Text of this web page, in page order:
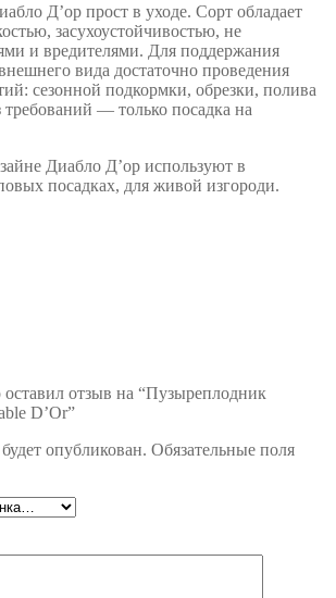
Д’ор прост в уходе. Сорт обладает
засухоустойчивостью, не
и вредителями. Для поддержания
вида достаточно проведения
сезонной подкормки, обрезки, полива
требований — только посадка на
Диабло Д’ор используют в
посадках, для живой изгороди.
оставил отзыв на “Пузыреплодник
D’Or”
опубликован. Обязательные поля